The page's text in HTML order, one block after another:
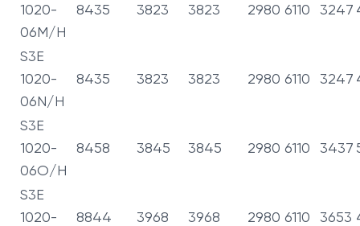
1020-
06M/H
8435 3823 3823 2980 6110 3247
S3E
1020-
06N/H
8435 3823 3823 2980 6110 3247
S3E
1020-
06O/H
8458 3845 3845 2980 6110 3437
S3E
1020-
8844 3968 3968 2980 6110 3653